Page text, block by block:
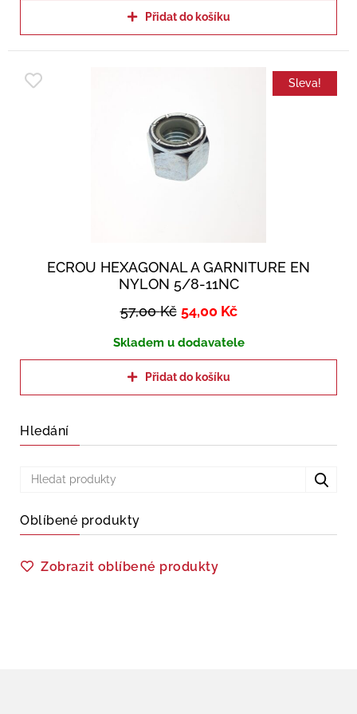
Přidat do košíku
Sleva!
ECROU HEXAGONAL A GARNITURE EN
NYLON 5/8-11NC
57,00Kč 54,00 Kč
Skladem u dodavatele
Přidat do košíku
Hledání
Oblíbené produkty
Zobrazit oblíbené produkty